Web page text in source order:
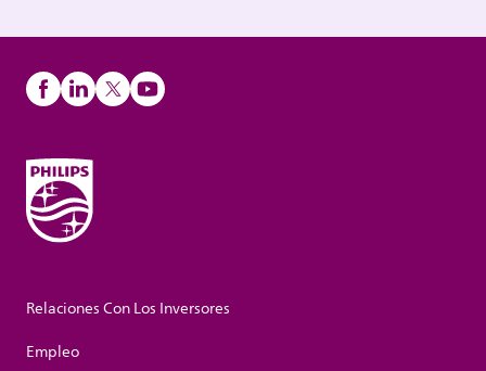
Relaciones Con Los Inversores
Empleo